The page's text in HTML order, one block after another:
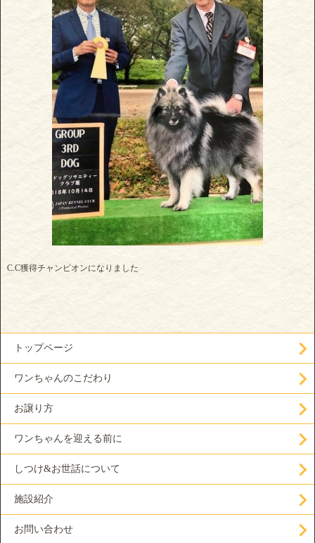
C.C獲得チャンピオンになりました
トップページ
ワンちゃんのこだわり
お譲り方
ワンちゃんを迎える前に
しつけ&お世話について
施設紹介
お問い合わせ